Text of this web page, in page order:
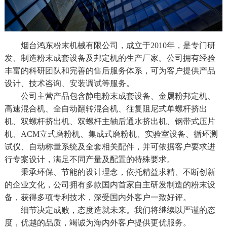
烟台鸿东粉末机械有限公司，成立于2010年，是专门研
发、制造粉末成套设备及邦定机的生产厂家。公司拥有经验
丰富的科研团队和完善的售后服务体系，可为客户提供产品
设计、技术咨询、安装调试等服务。
公司主营产品包含静电粉末成套设备、金属粉邦定机、
高速混合机、全自动翻转混合机、往复阻尼式单螺杆挤出
机、双螺杆挤出机、双螺杆主轴后通水挤出机、钢带式压片
机、ACM立式磨粉机、集成式磨粉机、实验室设备、循环测
试仪、自动称量系统及全套相关配件，并可依据客户要求进
行专案设计，满足不同产量及配置的特殊要求。
秉承环保、节能的设计理念，依托精益求精、不断创新
的企业文化，公司拥有多款国内首家自主研发制造的粉末设
备，获得多项专利技术，深受国内外客户一致好评。
细节决定成败，态度造就未来。我们将继续以严谨的态
度，优越的品质，竭诚为海内外客户提供更优服务。